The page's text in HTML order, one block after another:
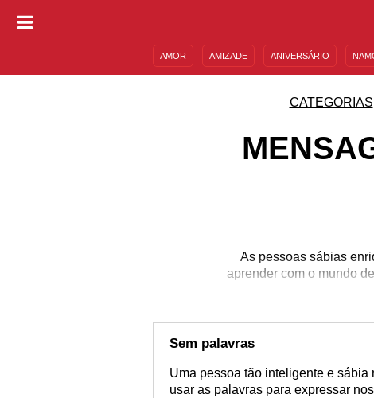
AMOR AMIZADE ANIVERSÁRIO
CATEGORIAS
As pessoas sábias
aprender com o mundo
Sem palavras
Uma pessoa tão inteligente e
usar as palavras para expressar